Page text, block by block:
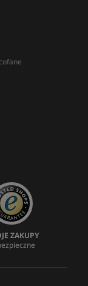
ZAKUPY